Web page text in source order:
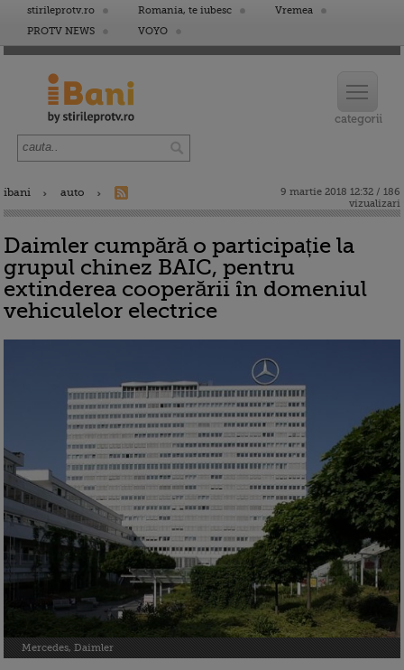
stirileprotv.ro Romania, te iubesc
Vremea
PROTV NEWS
VOYO
ibani auto
9 martie 2018 12:32 / 186
vizualizari
Daimler cumpără o participație la
grupul chinez BAIC, pentru
extinderea cooperării în domeniul
vehiculelor electrice
Mercedes, Daimler